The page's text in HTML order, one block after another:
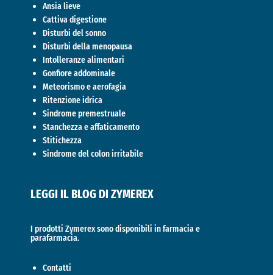
Ansia lieve
Cattiva digestione
Disturbi del sonno
Disturbi della menopausa
Intolleranze alimentari
Gonfiore addominale
Meteorismo e aerofagia
Ritenzione idrica
Sindrome premestruale
Stanchezza e affaticamento
Stitichezza
Sindrome del colon irritabile
LEGGI IL BLOG DI ZYMEREX
I prodotti Zymerex sono disponibili in farmacia e
parafarmacia.
Contatti